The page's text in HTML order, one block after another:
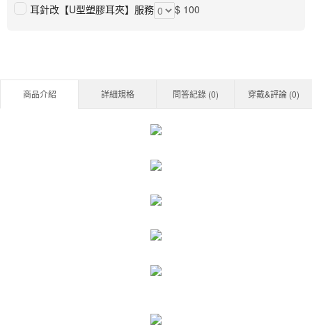
耳針改【U型塑膠耳夾】服務
$ 100
商品介紹 詳細規格 問答紀錄 (0) 穿戴&評論 (0)